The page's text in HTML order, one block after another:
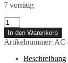
7 vorrätig
Acryl-
Fake-
Spiral-
Expander26
weiss
In den Warenkorb
Artikelnummer:
Beschreibung